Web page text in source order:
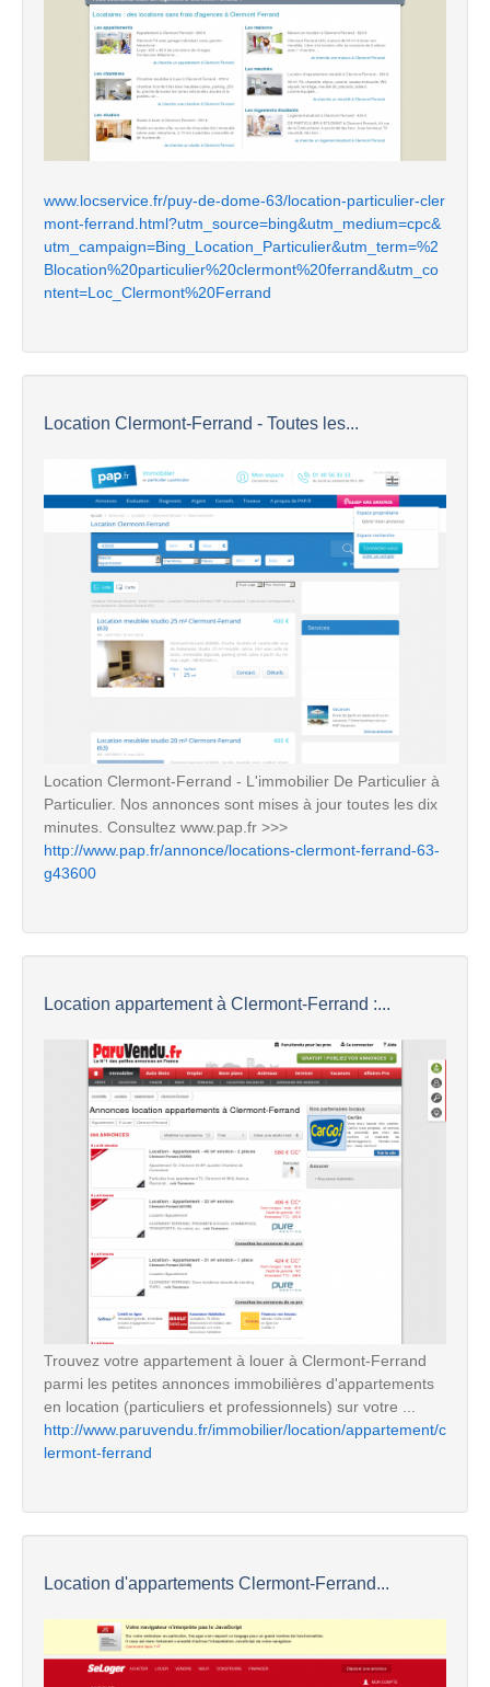
www.locservice.fr/puy-de-dome-63/location-particulier-cler
mont-ferrand.html?utm_source=bing&utm_medium=cpc&
utm_campaign=Bing_Location_Particulier&utm_term=%2
Blocation%20particulier%20clermont%20ferrand&utm_co
ntent=Loc_Clermont%20Ferrand
Location Clermont-Ferrand - Toutes les...
Location Clermont-Ferrand - L'immobilier De Particulier à
Particulier. Nos annonces sont mises à jour toutes les dix
minutes. Consultez www.pap.fr >>>
http://www.pap.fr/annonce/locations-clermont-ferrand-63-
g43600
Location appartement à Clermont-Ferrand :...
Trouvez votre appartement à louer à Clermont-Ferrand
parmi les petites annonces immobilières d'appartements
en location (particuliers et professionnels) sur votre ...
http://www.paruvendu.fr/immobilier/location/appartement/c
lermont-ferrand
Location d'appartements Clermont-Ferrand...